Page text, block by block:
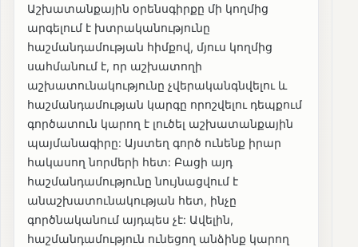
Աշխատանքային օրենսգիրքը մի կողմից
արգելում է խտրականությունը
հաշմանդամության հիմքով, մյուս կողմից
սահմանում է, որ աշխատողի
աշխատունակությունը չվերականգնվելու և
հաշմանդամության կարգը որոշվելու դեպքում
գործատուն կարող է լուծել աշխատանքային
պայմանագիրը: Այստեղ գործ ունենք իրար
հակասող նորմերի հետ: Բացի այդ
հաշմանդամությունը նույնացվում է
անաշխատունակության հետ, ինչը
գործնականում այդպես չէ: Ավելին,
հաշմանդամություն ունեցող անձինք կարող